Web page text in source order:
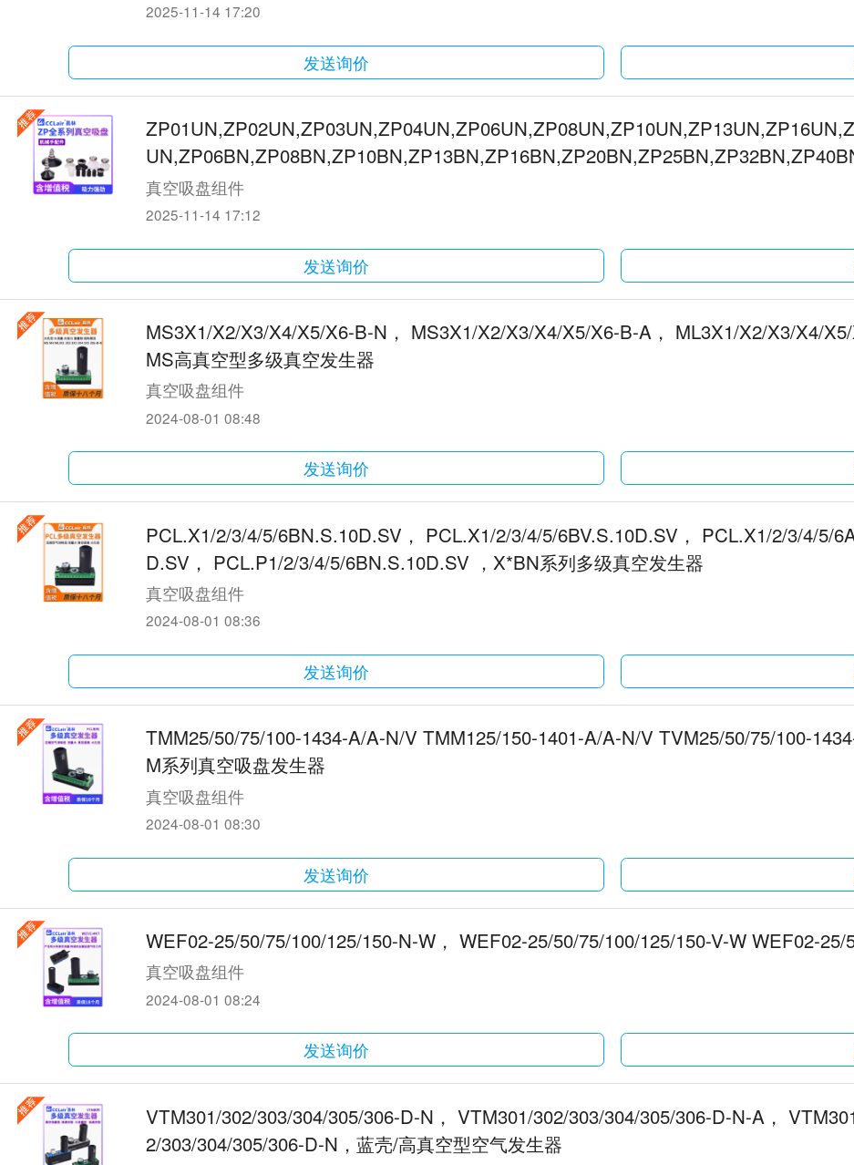
2025-11-14 17:20
发送询价
真空吸盘组件
2025-11-14 17:12
发送询价
MS3X1/X2/X3/X4/X5/X6-B-N， MS3X1/X2/X3/X4/X5/X6-B-A， ML3X1/X2/X3/X4/
MS高真空型多级真空发生器
真空吸盘组件
2024-08-01 08:48
发送询价
PCL.X1/2/3/4/5/6BN.S.10D.SV， PCL.X1/2/3/4/5/6BV.S.10D.SV， PCL.X1/2/3/4/5/
D.SV， PCL.P1/2/3/4/5/6BN.S.10D.SV ，X*BN系列多级真空发生器
真空吸盘组件
2024-08-01 08:36
发送询价
TMM25/50/75/100-1434-A/A-N/V TMM125/150-1401-A/A-N/V TVM25/50/75/100-
M系列真空吸盘发生器
真空吸盘组件
2024-08-01 08:30
发送询价
WEF02-25/50/75/100/125/150-N-W， WEF02-25/50/75/100/125/150-V-W WEF02-
真空吸盘组件
2024-08-01 08:24
发送询价
VTM301/302/303/304/305/306-D-N， VTM301/302/303/304/305/306-D-N-A，
2/303/304/305/306-D-N，蓝壳/高真空型空气发生器